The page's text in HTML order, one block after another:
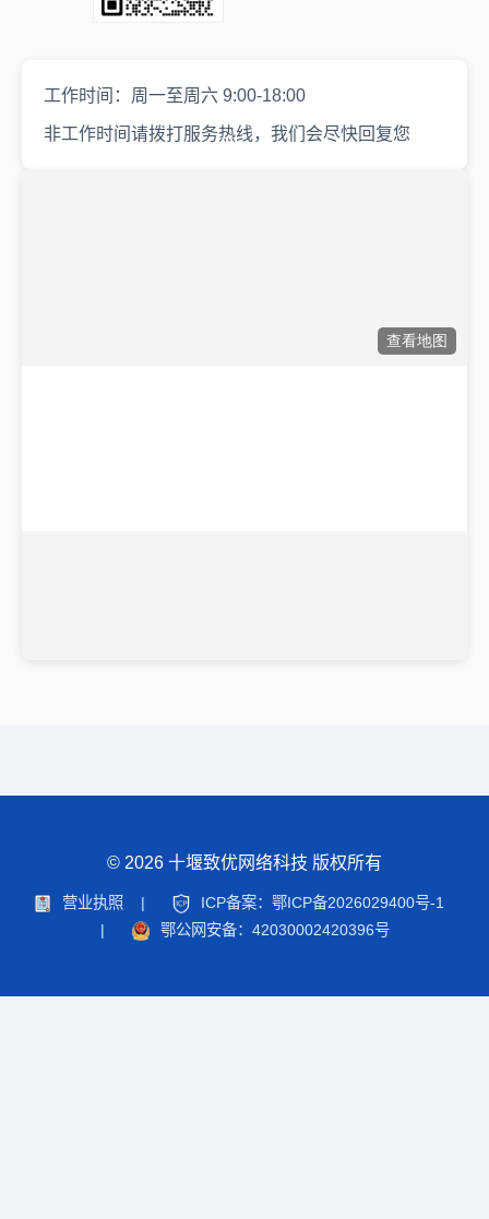
工作时间：周一至周六 9:00-18:00
非工作时间请拨打服务热线，我们会尽快回复您
© 2026 十堰致优网络科技 版权所有
营业执照 |
ICP备案：鄂ICP备2026029400号-1
|
鄂公网安备：42030002420396号